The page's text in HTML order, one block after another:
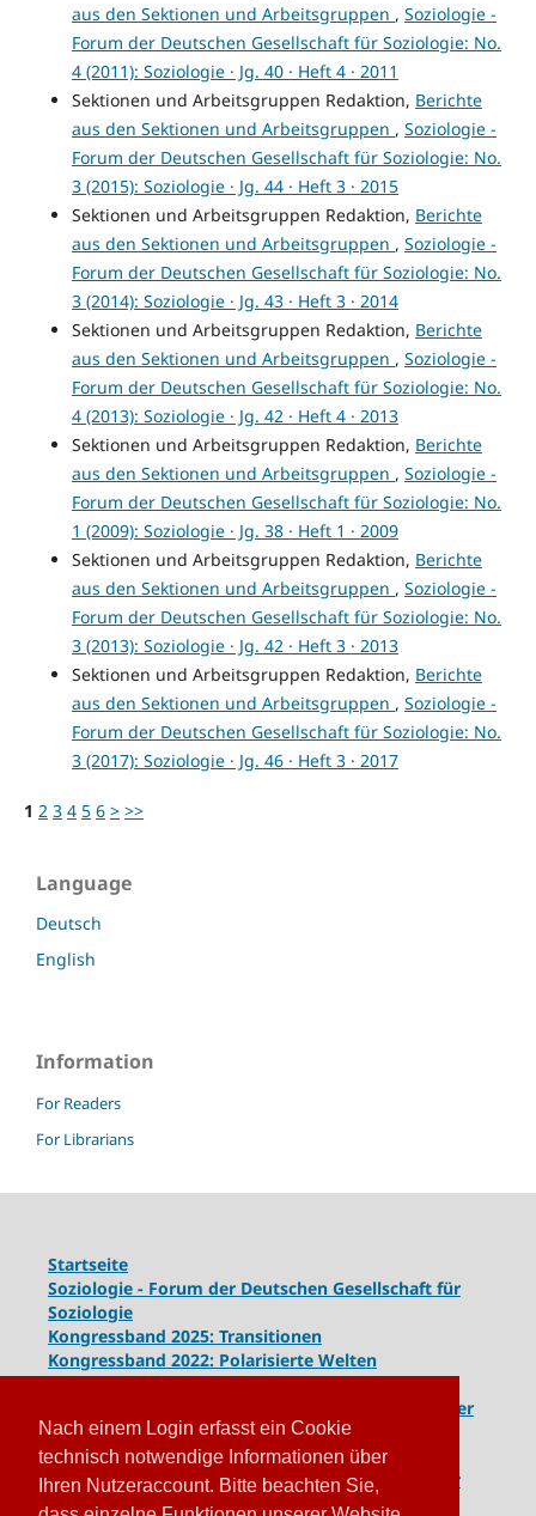
Nach einem Login erfasst ein Cookie
technisch notwendige Informationen über
Ihren Nutzeraccount. Bitte beachten Sie,
aus den Sektionen und Arbeitsgruppen , Soziologie -
Forum der Deutschen Gesellschaft für Soziologie: No.
4 (2011): Soziologie · Jg. 40 · Heft 4 · 2011
Sektionen und Arbeitsgruppen Redaktion, Berichte
aus den Sektionen und Arbeitsgruppen , Soziologie -
Forum der Deutschen Gesellschaft für Soziologie: No.
3 (2015): Soziologie · Jg. 44 · Heft 3 · 2015
Sektionen und Arbeitsgruppen Redaktion, Berichte
aus den Sektionen und Arbeitsgruppen , Soziologie -
Forum der Deutschen Gesellschaft für Soziologie: No.
3 (2014): Soziologie · Jg. 43 · Heft 3 · 2014
Sektionen und Arbeitsgruppen Redaktion, Berichte
aus den Sektionen und Arbeitsgruppen , Soziologie -
Forum der Deutschen Gesellschaft für Soziologie: No.
4 (2013): Soziologie · Jg. 42 · Heft 4 · 2013
Sektionen und Arbeitsgruppen Redaktion, Berichte
aus den Sektionen und Arbeitsgruppen , Soziologie -
Forum der Deutschen Gesellschaft für Soziologie: No.
1 (2009): Soziologie · Jg. 38 · Heft 1 · 2009
Sektionen und Arbeitsgruppen Redaktion, Berichte
aus den Sektionen und Arbeitsgruppen , Soziologie -
Forum der Deutschen Gesellschaft für Soziologie: No.
3 (2013): Soziologie · Jg. 42 · Heft 3 · 2013
Sektionen und Arbeitsgruppen Redaktion, Berichte
aus den Sektionen und Arbeitsgruppen , Soziologie -
Forum der Deutschen Gesellschaft für Soziologie: No.
3 (2017): Soziologie · Jg. 46 · Heft 3 · 2017
1 2 3 4 5 6 > >>
Language
Deutsch
English
Information
For Readers
For Librarians
Startseite
Soziologie - Forum der Deutschen Gesellschaft für
Soziologie
Kongressband 2025: Transitionen
Kongressband 2022: Polarisierte Welten
Komplexe Dynamiken globaler
und lokaler Entwicklungen
Kongressband 2016: Geschlossene Gesellschaften
Kongressband 2014: Routinen der Krise - Krise der
Routinen